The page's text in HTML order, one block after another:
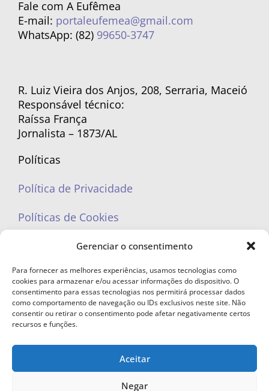
Gerenciar o consentimento
Para fornecer as melhores experiências, usamos tecnologias como
cookies para armazenar e/ou acessar informações do dispositivo. O
consentimento para essas tecnologias nos permitirá processar dados
como comportamento de navegação ou IDs exclusivos neste site. Não
consentir ou retirar o consentimento pode afetar negativamente certos
recursos e funções.
Aceitar
Negar
Fale com A Eufêmea
E-mail: portaleufemea@gmail.com
WhatsApp: (82) 99650-3747
R. Luiz Vieira dos Anjos, 208, Serraria, Maceió
Responsável técnico:
Raíssa França
Jornalista – 1873/AL
Políticas
Política de Privacidade
Políticas de Cookies
portaleufemea@gmail.com
© Copyright 2023 - Todos os direitos reservados. Proibida cópia total ou
parcial sem autorização.